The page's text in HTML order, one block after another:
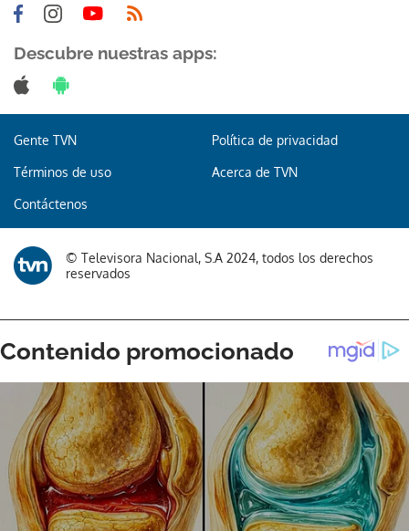
Descubre nuestras apps:
Gente TVN Política de privacidad
Términos de uso Acerca de TVN
Contáctenos
© Televisora Nacional, S.A 2024, todos los derechos
reservados